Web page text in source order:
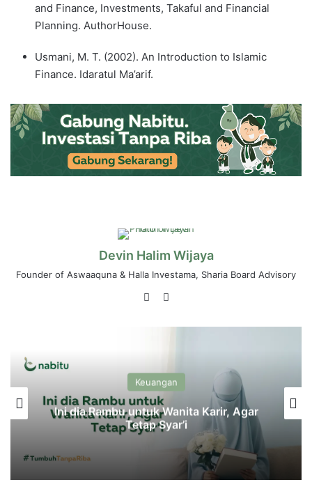
and Finance, Investments, Takaful and Financial
Planning. AuthorHouse.
Usmani, M. T. (2002). An Introduction to Islamic
Finance. Idaratul Ma’arif.
Devin Halim Wijaya
Founder of Aswaaquna & Halla Investama, Sharia Board Advisory
LinkedIn
Keuangan
Ini dia Rambu untuk Wanita Karir, Agar
Tetap Syar’i